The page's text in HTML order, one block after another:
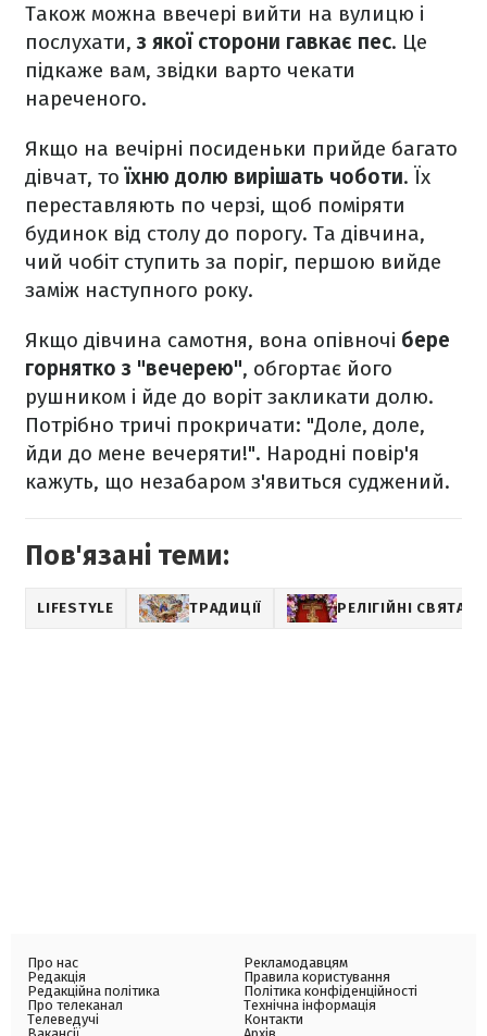
Також можна ввечері вийти на вулицю і
послухати,з якої сторони гавкає пес. Це
підкаже вам, звідки варто чекати
нареченого.
Якщо на вечірні посиденьки прийде багато
дівчат, то їхню долю вирішать чоботи. Їх
переставляють по черзі, щоб поміряти
будинок від столу до порогу. Та дівчина,
чий чобіт ступить за поріг, першою вийде
заміж наступного року.
Якщо дівчина самотня, вона опівночі бере
горнятко з "вечерею", обгортає його
рушником і йде до воріт закликати долю.
Потрібно тричі прокричати: "Доле, доле,
йди до мене вечеряти!". Народні повір'я
кажуть, що незабаром з'явиться суджений.
Пов'язані теми:
LIFESTYLE ТРАДИЦІЇ РЕЛІГІЙНІ СВЯТА
Про нас
Редакція
Редакційна політика
Про телеканал
Телеведучі
Рекламодавцям
Правила користування
Політика конфіденційності
Технічна інформація
Контакти